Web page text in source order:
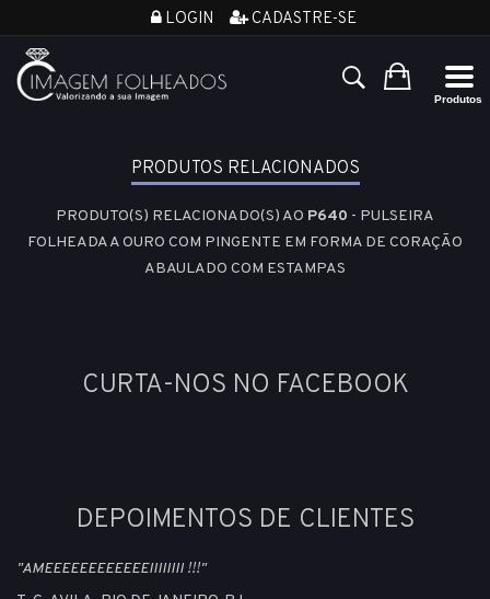
LOGIN CADASTRE-SE
PRODUTOS RELACIONADOS
PRODUTO(S) RELACIONADO(S) AO P640 - PULSEIRA
FOLHEADA A OURO COM PINGENTE EM FORMA DE CORAÇÃO
ABAULADO COM ESTAMPAS
CURTA-NOS NO FACEBOOK
DEPOIMENTOS DE CLIENTES
"AMEEEEEEEEEEEEIIIIIIII !!!"